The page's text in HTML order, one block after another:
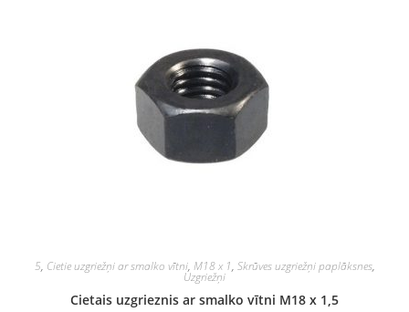
5, Cietie uzgriežņi ar smalko vītni, M18 x 1, Skrūves uzgriežņi paplāksnes,
Uzgriežņi
Cietais uzgrieznis ar smalko vītni M18 x 1,5